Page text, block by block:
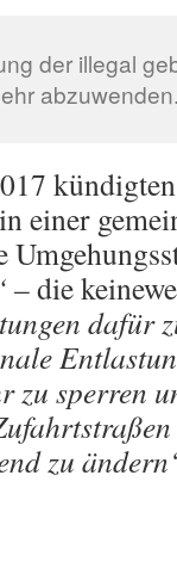
der illegal
einer
– die
dafür
zu sperren
zu